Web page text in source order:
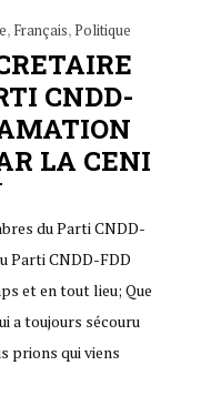
, Français,Politique
CNDD-
LA CENI
du Parti CNDD-
Parti CNDD-FDD
et en tout lieu; Que
a toujours sécouru
prions qui viens